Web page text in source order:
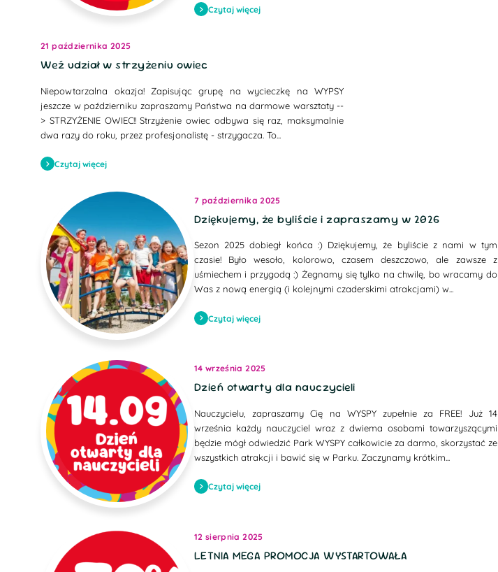
Czytaj więcej
21 października 2025
Weź udział w strzyżeniu owiec
Niepowtarzalna okazja! Zapisując grupę na wycieczkę na WYPSY
jeszcze w październiku zapraszamy Państwa na darmowe warsztaty --
> STRZYŻENIE OWIEC!! Strzyżenie owiec odbywa się raz, maksymalnie
dwa razy do roku, przez profesjonalistę - strzygacza. To...
Czytaj więcej
7 października 2025
Dziękujemy, że byliście i zapraszamy w 2026
Sezon 2025 dobiegł końca :) Dziękujemy, że byliście z nami w tym
czasie! Było wesoło, kolorowo, czasem deszczowo, ale zawsze z
uśmiechem i przygodą :) Żegnamy się tylko na chwilę, bo wracamy do
Was z nową energią (i kolejnymi czaderskimi atrakcjami) w...
Czytaj więcej
14 września 2025
Dzień otwarty dla nauczycieli
Nauczycielu, zapraszamy Cię na WYSPY zupełnie za FREE! Już 14
września każdy nauczyciel wraz z dwiema osobami towarzyszącymi
będzie mógł odwiedzić Park WYSPY całkowicie za darmo, skorzystać ze
wszystkich atrakcji i bawić się w Parku. Zaczynamy krótkim...
Czytaj więcej
12 sierpnia 2025
LETNIA MEGA PROMOCJA WYSTARTOWAŁA